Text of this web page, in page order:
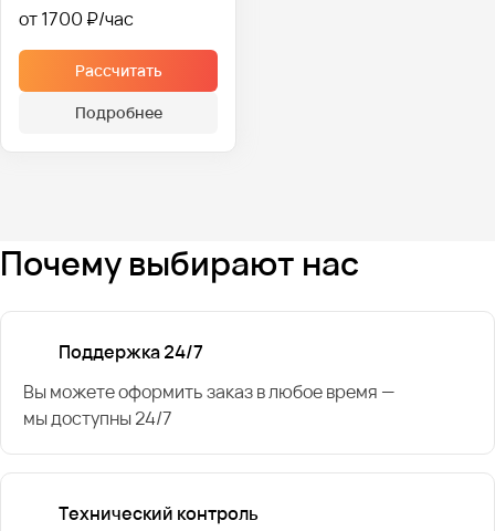
от 1700 ₽
Рассчитать
Подробнее
Почему выбирают нас
Поддержка 24/7
Вы можете оформить заказ в любое время —
мы доступны 24/7
Технический контроль